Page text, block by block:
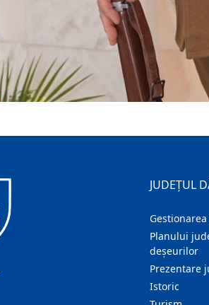
JUDEȚUL
Planului
deșeurilor
Prezentare
Istoric